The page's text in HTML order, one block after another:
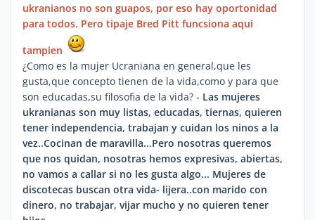
ukranianos no son guapos, por eso hay oportonidad
para todos. Pero tipaje Bred Pitt funcsiona aqui
tampien
¿Como es la mujer Ucraniana en general,que les
gusta,que concepto tienen de la vida,como y para que
son educadas,su filosofia de la vida? - Las mujeres
ukranianas son muy listas, educadas, tiernas, quieren
tener independencia, trabajan y cuidan los ninos a la
vez..Cocinan de maravilla...Pero nosotras queremos
que nos quidan, nosotras hemos expresivas, abiertas,
no vamos a callar si no les gusta algo... Mujeres de
discotecas buscan otra vida- lijera..con marido con
dinero, no trabajar, vijar mucho y no quieren tener